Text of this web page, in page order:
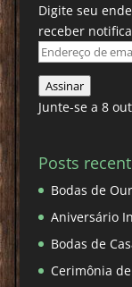
Digite seu
receber
Endereço
de
email
Assinar
Junte-se a 8
Posts
Bodas de
Aniversário
Bodas de
Cerimônia